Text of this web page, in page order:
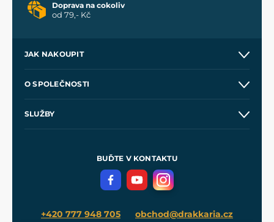
Doprava na cokoliv
od 79,- Kč
JAK NAKOUPIT
Velkoobchod
O SPOLEČNOSTI
SLUŽBY
Meče pro Kingdom Come
BUĎTE V KONTAKTU
+420 777 948 705 obchod@drakkaria.cz